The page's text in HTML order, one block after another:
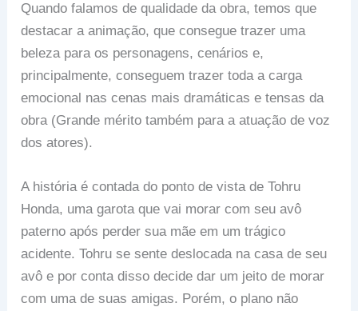
Quando falamos de qualidade da obra, temos que
destacar a animação, que consegue trazer uma
beleza para os personagens, cenários e,
principalmente, conseguem trazer toda a carga
emocional nas cenas mais dramáticas e tensas da
obra (Grande mérito também para a atuação de voz
dos atores).
A história é contada do ponto de vista de Tohru
Honda, uma garota que vai morar com seu avô
paterno após perder sua mãe em um trágico
acidente. Tohru se sente deslocada na casa de seu
avô e por conta disso decide dar um jeito de morar
com uma de suas amigas. Porém, o plano não